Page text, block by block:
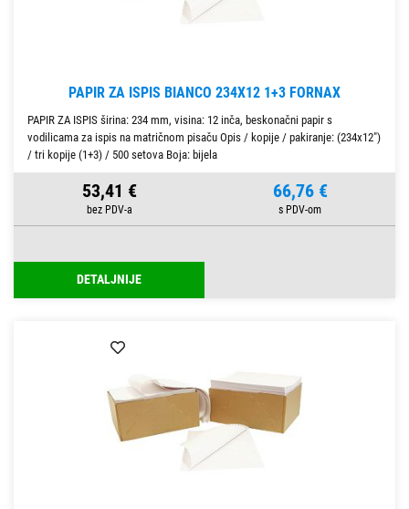
PAPIR ZA ISPIS BIANCO 234X12 1+3 FORNAX
PAPIR ZA ISPIS širina: 234 mm, visina: 12 inča, beskonačni papir s
vodilicama za ispis na matričnom pisaču Opis / kopije / pakiranje: (234x12")
/ tri kopije (1+3) / 500 setova Boja: bijela
53,41 € 66,76 €
DETALJNIJE